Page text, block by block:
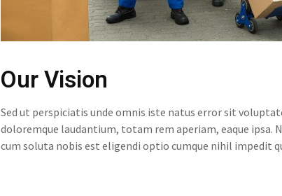
Our Vision
Sed ut perspiciatis unde omnis iste natus error sit
doloremque laudantium, totam rem aperiam, eaque ipsa.
cum soluta nobis est eligendi optio cumque nihil impedit